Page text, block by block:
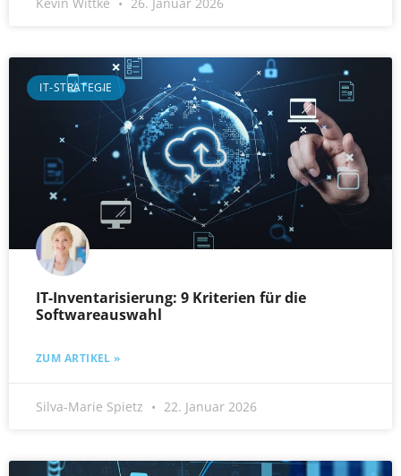
IT-STRATEGIE
IT-Inventarisierung: 9 Kriterien für die
Softwareauswahl
ZUM ARTIKEL »
Silva-Marie Spietz 22. Januar 2026